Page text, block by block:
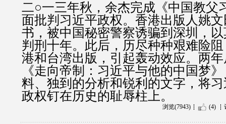
二○一三年秋，余杰完成《中国教父
面批判习近平政权。香港出版人姚
书，被中国秘密警察诱骗到深圳，
判刑十年。此后，历尽种种艰难险
港和台湾出版，引起轰动效应。两
《走向帝制：习近平与他的中国梦
料、独到的分析和锐利的文字，将
政权钉在历史的耻辱柱上。
浏览(7943) (4)